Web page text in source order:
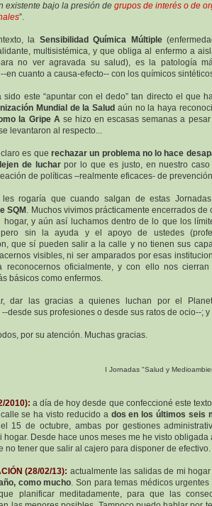
existente bajo la presión de grupos de interés o de
”.
la Sensibilidad Química Múltiple
multisistémica, y que obliga al enfermo a
no ver agravada su salud), es la patología
en cuanto a causa-efecto-- con los químicos
sido este “apuntar con el dedo” tan directo el que
Mundial de la Salud aún no la haya
la Gripe Ase hizo en escasas semanas a
levantaron al respecto...
es que rechazar un problema no lo hace
de lucharpor lo que es justo, en nuestro caso
de políticas –realmente eficaces- de
les rogaría que cuando salgan de estas Jornadas
SQM . Muchos vivimos prácticamente encerrados
hogar, y aún así luchamos dentro de lo que los
sin la ayuda y el apoyo de ustedes
que sí pueden salir a la calle y no tienen sus
visibles, ni ser amparados por esas
reconocernos oficialmente, y con ello nos
básicos como enfermos.
dar las gracias a quienes luchan por el
desde sus profesiones o desde sus ratos de ocio--;
por su atención. Muchas gracias.
I Jornadas "Salud y
2010): a día de hoy desde que confeccioné este
se ha visto reducido a dos en los últimos seis
15 de octubre, ambas por gestiones
hogar. Desde hace unos meses me he visto
no tener que salir al cajero para disponer de efectivo.
(28/02/13): actualmente las salidas de mi
como mucho. Son para temas médicos
planificar meditadamente, para que las